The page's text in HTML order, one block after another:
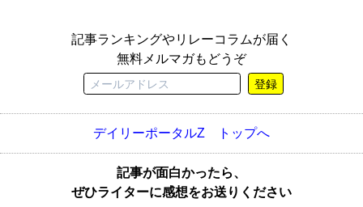
記事ランキングやリレーコラムが届く
無料メルマガもどうぞ
登録
デイリーポータルZ トップへ
記事が面白かったら、
ぜひライターに感想をお送りください